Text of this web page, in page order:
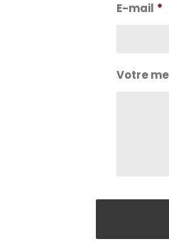
E-mail *
Votre